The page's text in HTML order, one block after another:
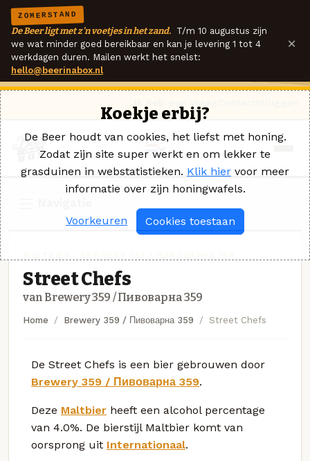
ZOMERSTAND
De Beer ligt met z'n voetjes in het zand. T/m 10 augustus zijn
we wat minder goed bereikbaar en kan je levering 1 tot 4
werkdagen duren. Mailen werkt het snelst:
hello@beerinabox.nl
×
Street Chefs
van Brewery 359 / Пивоварна 359
Home Brewery 359 / Пивоварна 359 Street Chefs
De Street Chefs is een bier gebrouwen door
Brewery 359 / Пивоварна 359.
Deze Maltbier heeft een alcohol percentage
van 4.0%. De bierstijl Maltbier komt van
oorsprong uit Internationaal.
Koekje erbij?
De Beer houdt van cookies, het liefst met honing.
Zodat zijn site super werkt en om lekker te
grasduinen in webstatistieken. Klik hier voor meer
informatie over zijn honingwafels.
Voorkeuren Cookies toestaan